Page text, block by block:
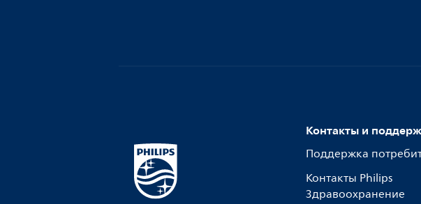
Контакты и
Поддержка
Контакты Philips
Здравоохранение